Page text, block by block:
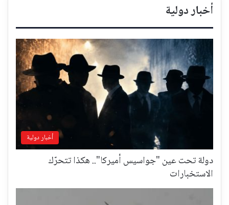
أخبار دولية
أخبار دولية
دولة تحت عين "جواسيس أميركا".. هكذا تتحرّك
الاستخبارات